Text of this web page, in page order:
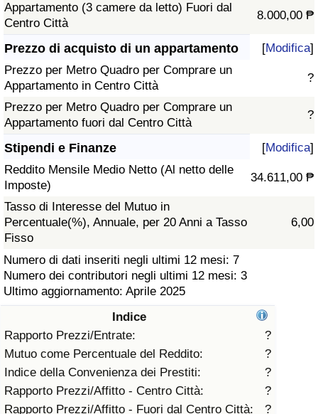
Appartamento (3 camere da letto) Fuori dal
Centro Città
8.000,00 ₱
Prezzo di acquisto di un appartamento [Modifica]
Prezzo per Metro Quadro per Comprare un
Appartamento in Centro Città
?
Prezzo per Metro Quadro per Comprare un
Appartamento fuori dal Centro Città
?
Stipendi e Finanze [Modifica]
Reddito Mensile Medio Netto (Al netto delle
Imposte)
34.611,00 ₱
Tasso di Interesse del Mutuo in
Percentuale(%), Annuale, per 20 Anni a Tasso
Fisso
6,00
Numero di dati inseriti negli ultimi 12 mesi: 7
Numero dei contributori negli ultimi 12 mesi: 3
Ultimo aggiornamento: Aprile 2025
Indice
Rapporto Prezzi/Entrate:
?
Mutuo come Percentuale del Reddito:
?
Indice della Convenienza dei Prestiti:
?
Rapporto Prezzi/Affitto - Centro Città:
?
Rapporto Prezzi/Affitto - Fuori dal Centro Città:
?
Indice del Tasso di Criminalità (Corrente)
Indice della Criminalità
Indice di criminalità per paese
Assistenza Sanitaria
Indice dell’Assistenza Sanitaria (Corrente)
Indice dell’Assistenza Sanitaria
Indice dell’Assistenza Sanitaria per
Nazione
Inquinamento
Indice dell’Inquinamento (Corrente)
Indice di inquinamento
Indice dell’Inquinamento per Nazione